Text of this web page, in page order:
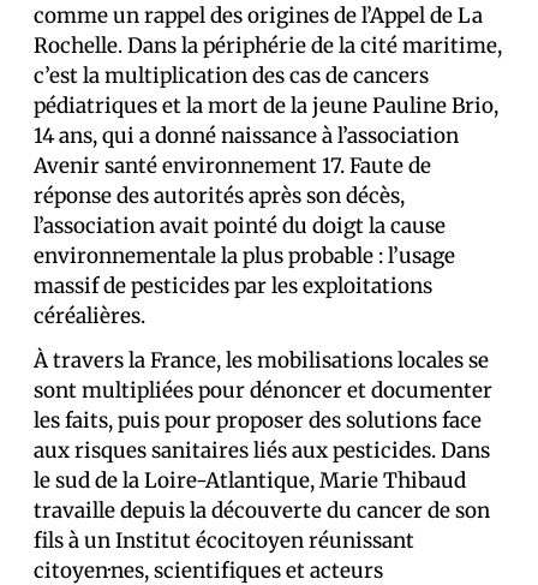
comme un rappel des origines de l’Appel de La
Rochelle. Dans la périphérie de la cité maritime,
c’est la multiplication des cas de cancers
pédiatriques et la mort de la jeune Pauline Brio,
14 ans, qui a donné naissance à l’association
Avenir santé environnement 17. Faute de
réponse des autorités après son décès,
l’association avait pointé du doigt la cause
environnementale la plus probable : l’usage
massif de pesticides par les exploitations
céréalières.
À travers la France, les mobilisations locales se
sont multipliées pour dénoncer et documenter
les faits, puis pour proposer des solutions face
aux risques sanitaires liés aux pesticides. Dans
le sud de la Loire-Atlantique, Marie Thibaud
travaille depuis la découverte du cancer de son
fils à un Institut écocitoyen réunissant
citoyen·nes, scientifiques et acteurs